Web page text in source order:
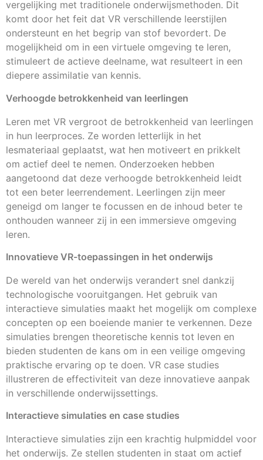
vergelijking met traditionele onderwijsmethoden. Dit
komt door het feit dat VR verschillende leerstijlen
ondersteunt en het begrip van stof bevordert. De
mogelijkheid om in een virtuele omgeving te leren,
stimuleert de actieve deelname, wat resulteert in een
diepere assimilatie van kennis.
Verhoogde betrokkenheid van leerlingen
Leren met VR vergroot de betrokkenheid van leerlingen
in hun leerproces. Ze worden letterlijk in het
lesmateriaal geplaatst, wat hen motiveert en prikkelt
om actief deel te nemen. Onderzoeken hebben
aangetoond dat deze verhoogde betrokkenheid leidt
tot een beter leerrendement. Leerlingen zijn meer
geneigd om langer te focussen en de inhoud beter te
onthouden wanneer zij in een immersieve omgeving
leren.
Innovatieve VR-toepassingen in het onderwijs
De wereld van het onderwijs verandert snel dankzij
technologische vooruitgangen. Het gebruik van
interactieve simulaties maakt het mogelijk om complexe
concepten op een boeiende manier te verkennen. Deze
simulaties brengen theoretische kennis tot leven en
bieden studenten de kans om in een veilige omgeving
praktische ervaring op te doen. VR case studies
illustreren de effectiviteit van deze innovatieve aanpak
in verschillende onderwijssettings.
Interactieve simulaties en case studies
Interactieve simulaties zijn een krachtig hulpmiddel voor
het onderwijs. Ze stellen studenten in staat om actief